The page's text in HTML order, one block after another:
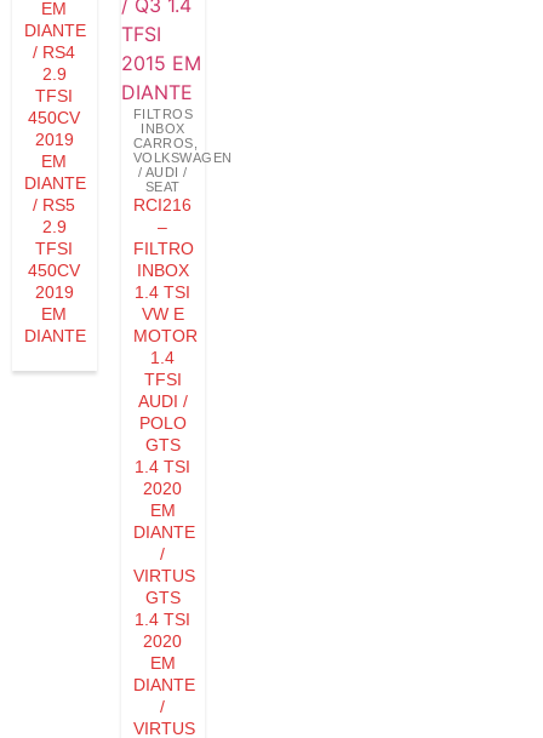
EM
DIANTE
/ RS4
2.9
TFSI
450CV
2019
EM
DIANTE
/ RS5
2.9
TFSI
450CV
2019
EM
DIANTE
FILTROS
INBOX
CARROS
VOLKSWAGEN
/ AUDI /
SEAT
RCI216
–
FILTRO
INBOX
1.4 TSI
VW E
MOTOR
1.4
TFSI
AUDI /
POLO
GTS
1.4 TSI
2020
EM
DIANTE
/
VIRTUS
GTS
1.4 TSI
2020
EM
DIANTE
/
VIRTUS